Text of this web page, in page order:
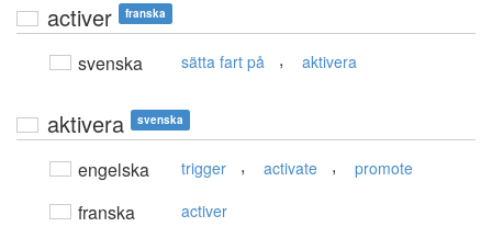
activer franska
svenska sätta fart på , aktivera
aktivera svenska
engelska trigger , activate , promote
franska activer